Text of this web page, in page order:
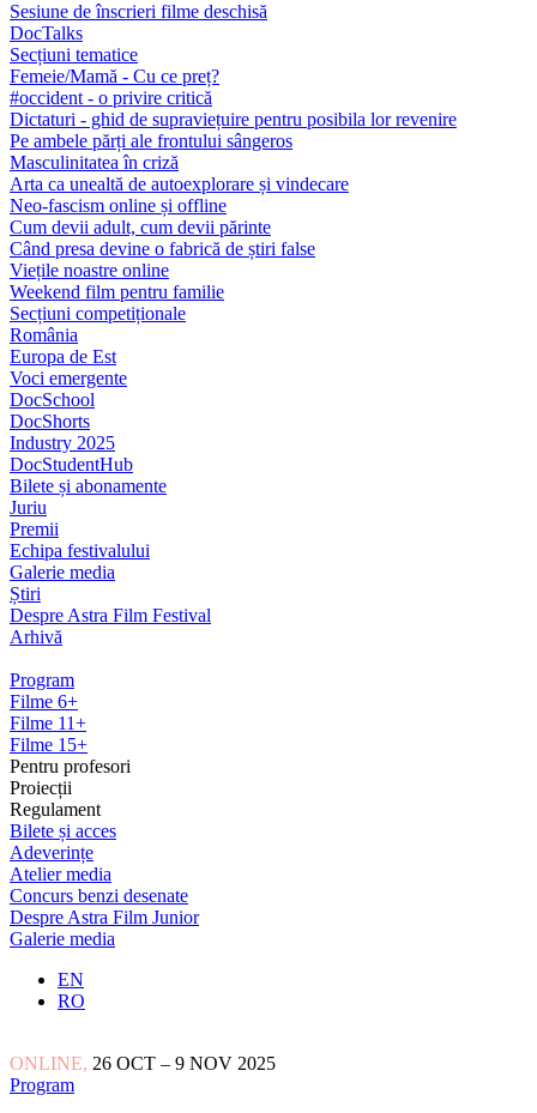
Sesiune de înscrieri filme deschisă
DocTalks
Secțiuni tematice
Femeie/Mamă - Cu ce preț?
#occident - o privire critică
Dictaturi - ghid de supraviețuire pentru posibila lor revenire
Pe ambele părți ale frontului sângeros
Masculinitatea în criză
Arta ca unealtă de autoexplorare și vindecare
Neo-fascism online și offline
Cum devii adult, cum devii părinte
Când presa devine o fabrică de știri false
Viețile noastre online
Weekend film pentru familie
Secțiuni competiționale
România
Europa de Est
Voci emergente
DocSchool
DocShorts
Industry 2025
DocStudentHub
Bilete și abonamente
Juriu
Premii
Echipa festivalului
Galerie media
Știri
Despre Astra Film Festival
Arhivă
Program
Filme 6+
Filme 11+
Filme 15+
Pentru profesori
Proiecții
Regulament
Bilete și acces
Adeverințe
Atelier media
Concurs benzi desenate
Despre Astra Film Junior
Galerie media
EN
RO
ONLINE, 26 OCT – 9 NOV 2025
Program